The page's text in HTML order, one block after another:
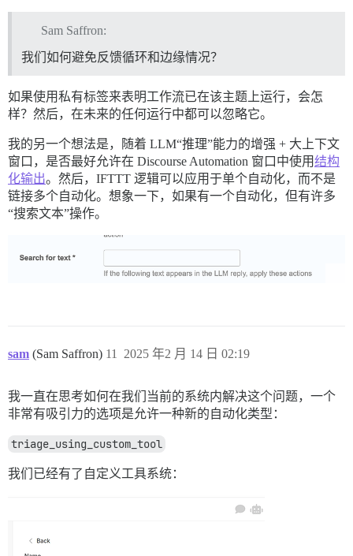
Sam Saffron:
我们如何避免反馈循环和边缘情况？
如果使用私有标签来表明工作流已在该主题上运行，会怎
样？然后，在未来的任何运行中都可以忽略它。
我的另一个想法是，随着 LLM“推理”能力的增强 + 大上下文
窗口，是否最好允许在 Discourse Automation 窗口中使用结构
化输出。然后，IFTTT 逻辑可以应用于单个自动化，而不是
链接多个自动化。想象一下，如果有一个自动化，但有许多
“搜索文本”操作。
sam (Sam Saffron) 2025 年2 月 14 日 02:19
11
我一直在思考如何在我们当前的系统内解决这个问题，一个
非常有吸引力的选项是允许一种新的自动化类型：
triage_using_custom_tool
我们已经有了自定义工具系统：